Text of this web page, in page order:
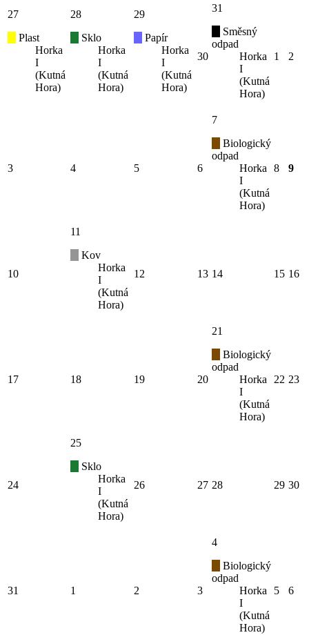
27
Plast
Horka
I
(Kutná
Hora)
28
Sklo
Horka
I
(Kutná
Hora)
29
Papír
Horka
I
(Kutná
Hora)
30
31
Směsný
odpad
Horka
I
(Kutná
Hora)
1 2
3 4 5 6
7
Biologický
odpad
Horka
I
(Kutná
Hora)
8 9
10
11
Kov
Horka
I
(Kutná
Hora)
12 13 14 15 16
17 18 19 20
21
Biologický
odpad
Horka
I
(Kutná
Hora)
22 23
24
25
Sklo
Horka
I
(Kutná
Hora)
26 27 28 29 30
31 1 2 3
4
Biologický
odpad
Horka
I
(Kutná
Hora)
5 6